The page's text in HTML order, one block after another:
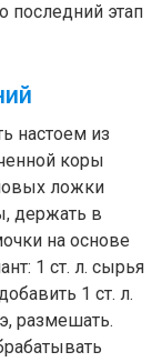
последний этап
настоем из
коры
ложки
держать в
на основе
1 ст. л. сырья
1 ст. л.
размешать.